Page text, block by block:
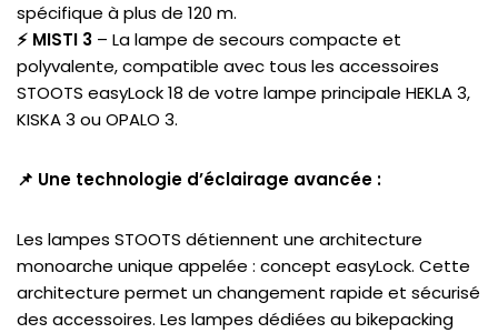
spécifique à plus de 120 m.
⚡ MISTI 3 – La lampe de secours compacte et
polyvalente, compatible avec tous les accessoires
STOOTS easyLock 18 de votre lampe principale HEKLA 3,
KISKA 3 ou OPALO 3.
📌 Une technologie d’éclairage avancée :
Les lampes STOOTS détiennent une architecture
monoarche unique appelée : concept easyLock. Cette
architecture permet un changement rapide et sécurisé
des accessoires. Les lampes dédiées au bikepacking